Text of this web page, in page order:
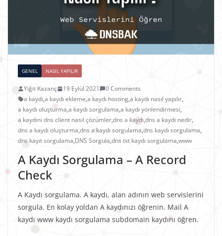
GENEL NASIL YAPILIR
Yiğit Kazanç 19 Eylül 2021
0 Comments
a kaydı,a kaydı ekleme,a kaydı hosting,a kaydı nasıl yapılır,
a kaydı oluşturma,a kaydı sorgulama,a kaydı yönlendirmesi,
a kaydını dns client nasıl çözümler,dns a kaydı,dns a kaydı nedir,
dns a kaydı oluşturma,dns a kaydı sorgulama,dns kaydı sorgulama,
dns kayıt sorgulama,DNS Sorgula,dns txt kaydı sorgulama,www
A Kaydı Sorgulama – A Record
Check
A Kaydı sorgulama. A kaydı, alan adının web servislerini
sorgula. En kolay yoldan A kaydınızı öğrenin. Mail A
kaydı www kaydı sorgulama subdomain kaydını öğren.